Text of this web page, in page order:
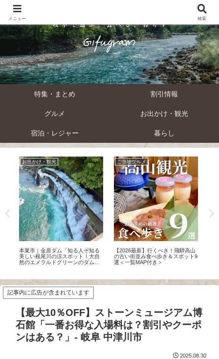
特集・まとめ 割引情報
グルメ お出かけ・観光
宿泊・レジャー 暮らし
お出かけ・観光
本巣市｜金原ダム「知る人ぞ知る
美しい根尾川の涼スポット！大自
然のエメラルドグリーンのダムを
ご当地グルメ
【2026最新】行くべき！飛騨高山
の古い街並み食べ歩き＆スポット9
選＜一覧MAP付き＞
記事内に広告が含まれています
【最大10％OFF】ストーンミュージアム博
石館「一番お得な入場料は？割引やクーポ
ンはある？」- 岐阜 中津川市
2025.08.30
メニュー 検索